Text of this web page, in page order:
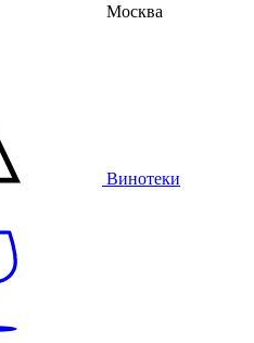
Москва
Винотеки